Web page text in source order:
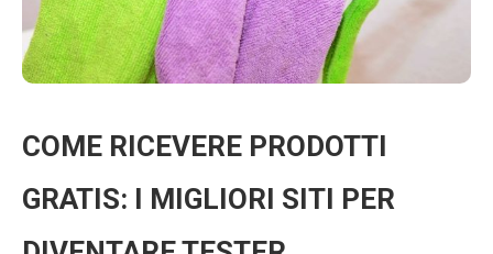
COME RICEVERE PRODOTTI
GRATIS: I MIGLIORI SITI PER